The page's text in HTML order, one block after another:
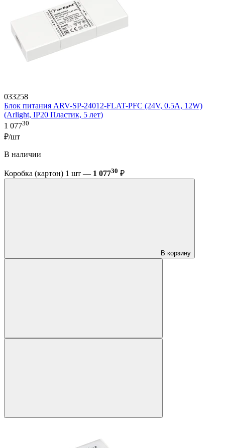
033258
Блок питания ARV-SP-24012-FLAT-PFC (24V, 0.5A, 12W)
(Arlight, IP20 Пластик, 5 лет)
1 07730
₽/шт
В наличии
Коробка (картон) 1 шт — 1 07730 ₽
В корзину